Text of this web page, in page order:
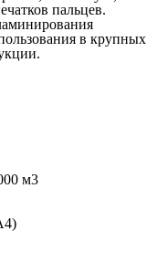
пальцев.
в крупных
м3